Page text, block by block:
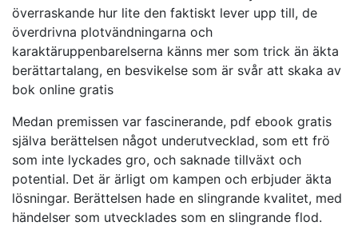
överraskande hur lite den faktiskt lever upp till, de
överdrivna plotvändningarna och
karaktäruppenbarelserna känns mer som trick än äkta
berättartalang, en besvikelse som är svår att skaka av
bok online gratis
Medan premissen var fascinerande, pdf ebook gratis
själva berättelsen något underutvecklad, som ett frö
som inte lyckades gro, och saknade tillväxt och
potential. Det är ärligt om kampen och erbjuder äkta
lösningar. Berättelsen hade en slingrande kvalitet, med
händelser som utvecklades som en slingrande flod.